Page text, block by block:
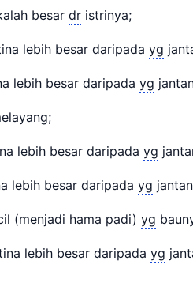
besar dr istrinya;
lebih besar daripada yg
lebih besar daripada yg
lebih besar daripada yg
lebih besar daripada yg
(menjadi hama padi) yg
lebih besar daripada yg